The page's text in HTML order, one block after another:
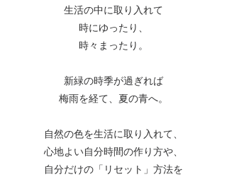
生活の中に取り入れて
時にゆったり、
時々まったり。
新緑の時季が過ぎれば
梅雨を経て、夏の青へ。
自然の色を生活に取り入れて、
心地よい自分時間の作り方や、
自分だけの「リセット」方法を